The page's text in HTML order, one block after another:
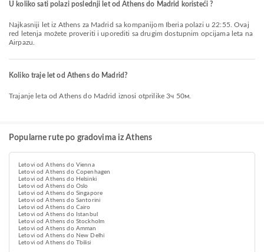
U koliko sati polazi poslednji let od Athens do Madrid koristeći ?
Najkasniji let iz Athens za Madrid sa kompanijom Iberia polazi u 22:55. Ovaj
red letenja možete proveriti i uporediti sa drugim dostupnim opcijama leta na
Airpazu.
Koliko traje let od Athens do Madrid?
Trajanje leta od Athens do Madrid iznosi otprilike 3ч 50м.
Popularne rute po gradovima iz Athens
Letovi od Athens do Vienna
Letovi od Athens do Copenhagen
Letovi od Athens do Helsinki
Letovi od Athens do Oslo
Letovi od Athens do Singapore
Letovi od Athens do Santorini
Letovi od Athens do Cairo
Letovi od Athens do Istanbul
Letovi od Athens do Stockholm
Letovi od Athens do Amman
Letovi od Athens do New Delhi
Letovi od Athens do Tbilisi